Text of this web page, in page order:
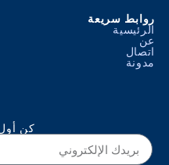
روابط سريعة
الرئيسية
عن
اتصال
مدونة
كن